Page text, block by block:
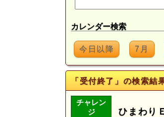
カレンダー検索
今日以降 7月
「受付終了」の検索
チャレン
ジ
ひまわり